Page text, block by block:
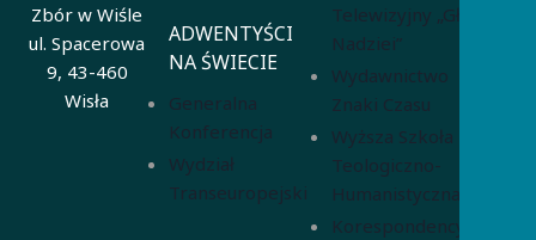
Zbór w Wiśle
ul. Spacerowa
9, 43-460
Wisła
ADWENTYŚCI
NA ŚWIECIE
Generalna
Konferencja
Wydział
Transeuropejski
Telewizyjny „Głos
Nadziei”
Wydawnictwo
Znaki Czasu
Wyższa Szkoła
Teologiczno-
Humanistyczna
Korespondencyjna